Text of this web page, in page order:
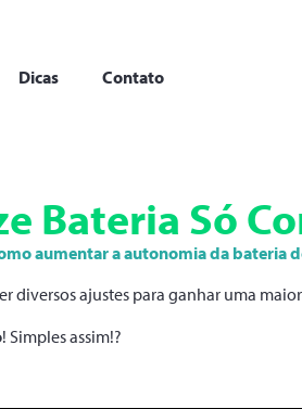
Dicas Contato
Bateria Só
aumentar a autonomia da bateria
diversos ajustes para ganhar uma
! Simples assim!?